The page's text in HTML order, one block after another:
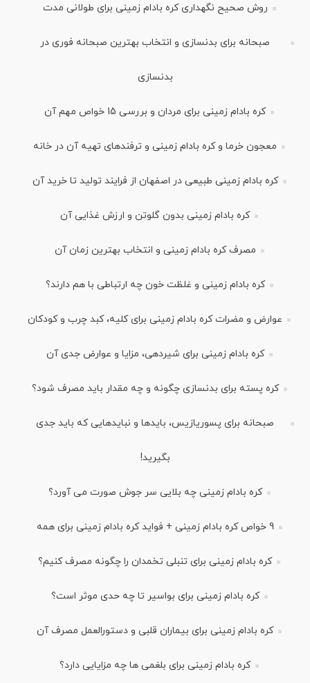
روش صحیح نگهداری کره بادام زمینی برای طولانی مدت
صبحانه برای بدنسازی و انتخاب بهترین صبحانه فوری در
بدنسازی
کره بادام زمینی برای مردان و بررسی 15 خواص مهم آن
معجون خرما و کره بادام زمینی و ترفندهای تهیه آن در خانه
کره بادام زمینی طبیعی در اصفهان از فرایند تولید تا خرید آن
کره بادام زمینی بدون گلوتن و ارزش غذایی آن
مصرف کره بادام زمینی و انتخاب بهترین زمان آن
کره بادام زمینی و غلظت خون چه ارتباطی با هم دارند؟
عوارض و مضرات کره بادام زمینی برای کلیه، کبد چرب و کودکان
کره بادام زمینی برای شیردهی، مزایا و عوارض جدی آن
کره پسته برای بدنسازی چگونه و چه مقدار باید مصرف شود؟
صبحانه برای پسوریازیس، بایدها و نبایدهایی که باید جدی
بگیرید!
کره بادام زمینی چه بلایی سر جوش صورت می آورد؟
9 خواص کره بادام زمینی + فواید کره بادام زمینی برای همه
کره بادام زمینی برای تنبلی تخمدان را چگونه مصرف کنیم؟
کره بادام زمینی برای بواسیر تا چه حدی موثر است؟
کره بادام زمینی برای بیماران قلبی و دستورالعمل مصرف آن
کره بادام زمینی برای بلغمی ها چه مزایایی دارد؟